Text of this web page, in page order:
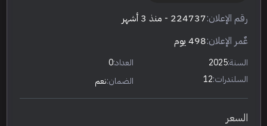
رقم الإعلان:224737 - منذ 3 أشهر
عٌمر الإعلان:498 يوم
السنة:2025 العداد:0
السلندرات:12 الضمان:نعم
السعر